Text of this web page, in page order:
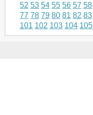
52 53 54 55 56 57 58
77 78 79 80 81 82 83
101 102 103 104 105